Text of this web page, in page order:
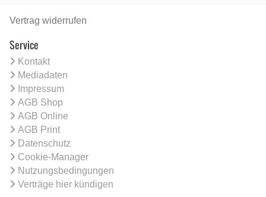
Vertrag widerrufen
Service
Kontakt
Mediadaten
Impressum
AGB Shop
AGB Online
AGB Print
Datenschutz
Cookie-Manager
Nutzungsbedingungen
Verträge hier kündigen